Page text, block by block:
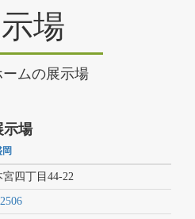
場
ムの展示場
示場
四丁目44-22